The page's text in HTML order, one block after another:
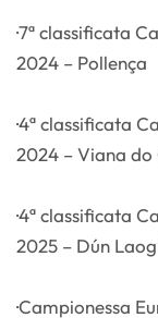
·7ª classificata
2024 – Pollença
·4ª classificata
2024 – Viana do
·4ª classificata
2025 – Dún
·Campionessa